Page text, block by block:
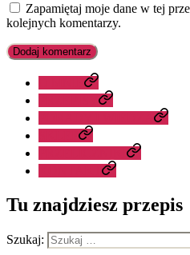
Zapamiętaj moje dane w tej
kolejnych komentarzy.
Tu znajdziesz przepis
Szukaj: